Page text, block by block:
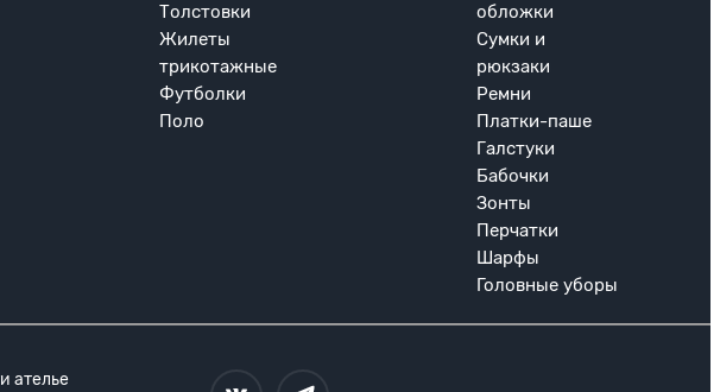
Толстовки
Жилеты
трикотажные
Футболки
Поло
обложки
Сумки и
рюкзаки
Ремни
Платки-паше
Галстуки
Бабочки
Зонты
Перчатки
Шарфы
Головные уборы
ателье